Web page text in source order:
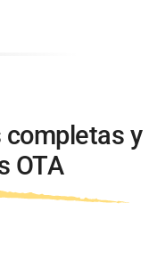
completas y
OTA